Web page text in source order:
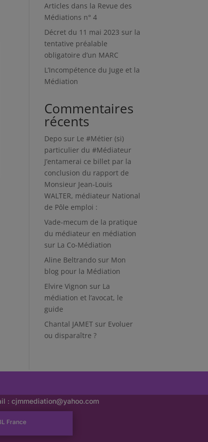
Articles dans la Revue des
Médiations n° 4
Décret du 11 mai 2023 sur la
tentative préalable
obligatoire d’un MARC
L’Incompétence du Juge et la
Médiation
Commentaires
récents
Depo sur Le #Métier (si)
particulier du #Médiateur
J’entamerai ce billet par la
conclusion du rapport de
Monsieur Jean-Louis
WALTER, médiateur National
de Pôle emploi :
Vade-mecum de la pratique
du médiateur en médiation
sur La Co-Médiation
Aline Beltrando sur Mon
blog pour la Médiation
Elvire Vignon sur La
médiation et l’avocat, le
guide
Chantal JAMET sur Evoluer
ou disparaître ?
:cjmmediation@yahoo.com
France